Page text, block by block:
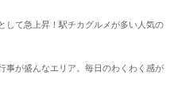
して急上昇！駅チカグルメが多い人気の
事が盛んなエリア。毎日のわくわく感が